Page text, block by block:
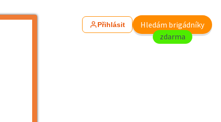
Přihlásit
Hledám brigádníky
zdarma